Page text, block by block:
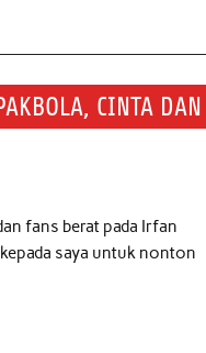
CINTA DAN
fans berat pada Irfan
saya untuk nonton